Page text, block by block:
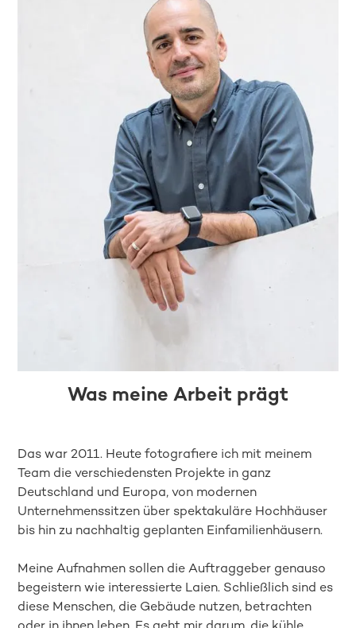
Was meine Arbeit prägt
Das war 2011. Heute fotografiere ich mit meinem
Team die verschiedensten Projekte in ganz
Deutschland und Europa, von modernen
Unternehmenssitzen über spektakuläre Hochhäuser
bis hin zu nachhaltig geplanten Einfamilienhäusern.
Meine Aufnahmen sollen die Auftraggeber genauso
begeistern wie interessierte Laien. Schließlich sind es
diese Menschen, die Gebäude nutzen, betrachten